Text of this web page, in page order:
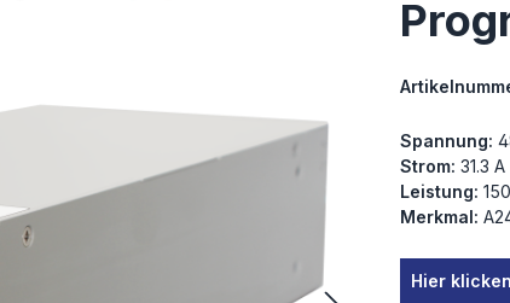
Spannung:
Strom: 31.3 A
Leistung:
Merkmal:
Hier